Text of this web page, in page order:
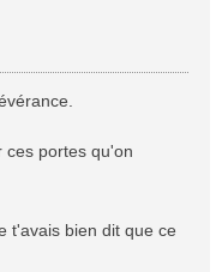
ces portes qu'on
t'avais bien dit que ce